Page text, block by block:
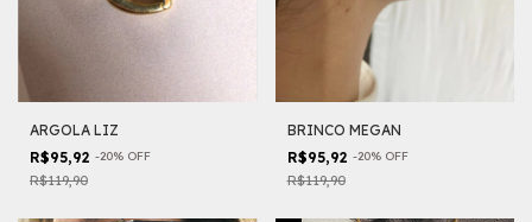
ARGOLA LIZ
R$95,92 -20% OFF
R$119,90
BRINCO MEGAN
R$95,92 -20% OFF
R$119,90